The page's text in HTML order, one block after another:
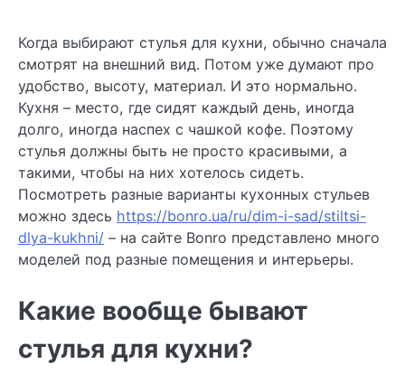
Когда выбирают стулья для кухни, обычно сначала
смотрят на внешний вид. Потом уже думают про
удобство, высоту, материал. И это нормально.
Кухня – место, где сидят каждый день, иногда
долго, иногда наспех с чашкой кофе. Поэтому
стулья должны быть не просто красивыми, а
такими, чтобы на них хотелось сидеть.
Посмотреть разные варианты кухонных стульев
можно здесь https://bonro.ua/ru/dim-i-sad/stiltsi-
dlya-kukhni/ – на сайте Bonro представлено много
моделей под разные помещения и интерьеры.
Какие вообще бывают
стулья для кухни?